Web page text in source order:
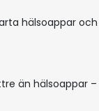
hälsoappar och
än hälsoappar